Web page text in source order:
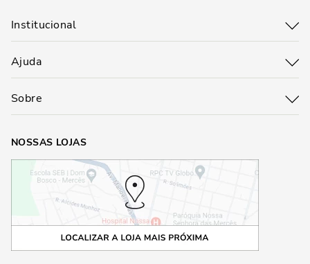
Institucional
Ajuda
Sobre
NOSSAS LOJAS